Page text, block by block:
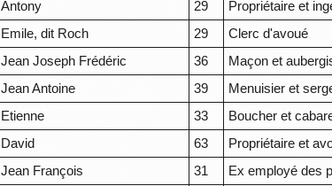
Antony 29 Propriétaire et
Emile, dit Roch 29 Clerc d'avoué
Jean Joseph Frédéric 36 Maçon et
Jean Antoine 39 Menuisier et
Etienne 33 Boucher et
David 63 Propriétaire et
Jean François 31 Ex employé des